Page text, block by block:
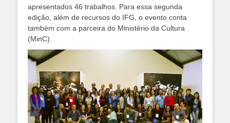
apresentados 46 trabalhos. Para essa segunda
edição, além de recursos do IFG, o evento conta
também com a parceira do Ministério da Cultura
(MinC).